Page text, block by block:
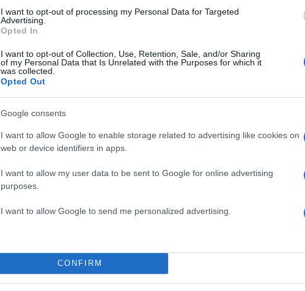
I want to opt-out of processing my Personal Data for Targeted
Advertising.
Opted In
I want to opt-out of Collection, Use, Retention, Sale, and/or Sharing
of my Personal Data that Is Unrelated with the Purposes for which it
was collected.
Opted Out
Google consents
I want to allow Google to enable storage related to advertising like cookies on
web or device identifiers in apps.
I want to allow my user data to be sent to Google for online advertising
purposes.
I want to allow Google to send me personalized advertising.
CONFIRM